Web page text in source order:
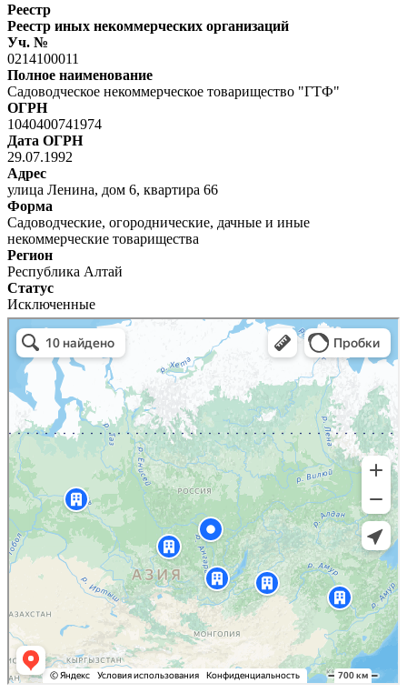
Реестр
Реестр иных некоммерческих организаций
Уч. №
0214100011
Полное наименование
Садоводческое некоммерческое товарищество "ГТФ"
ОГРН
1040400741974
Дата ОГРН
29.07.1992
Адрес
улица Ленина, дом 6, квартира 66
Форма
Садоводческие, огороднические, дачные и иные
некоммерческие товарищества
Регион
Республика Алтай
Статус
Исключенные